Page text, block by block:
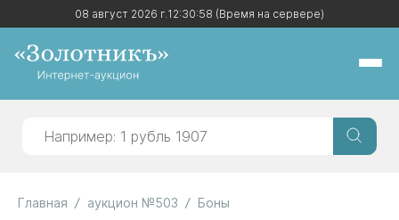
08 август 2026 г.12:30:58 (Время на сервере)
08 август 2026 г.12:30:58 (Время на сервере)
Главная аукцион №503 Боны